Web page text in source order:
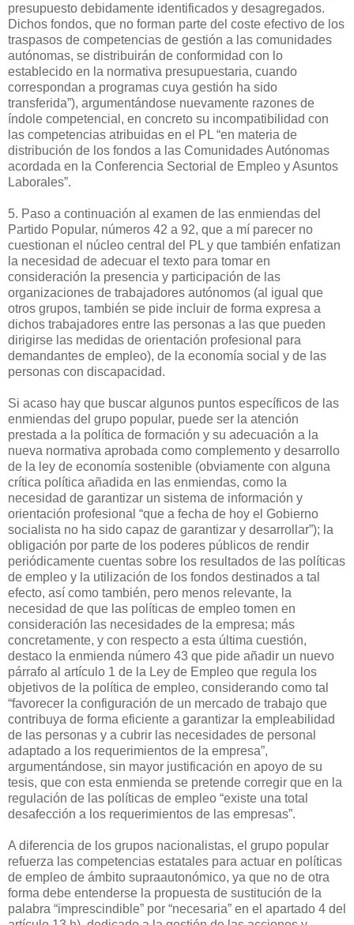
presupuesto debidamente identificados y desagregados.
Dichos fondos, que no forman parte del coste efectivo de los
traspasos de competencias de gestión a las comunidades
autónomas, se distribuirán de conformidad con lo
establecido en la normativa presupuestaria, cuando
correspondan a programas cuya gestión ha sido
transferida”), argumentándose nuevamente razones de
índole competencial, en concreto su incompatibilidad con
las competencias atribuidas en el PL “en materia de
distribución de los fondos a las Comunidades Autónomas
acordada en la Conferencia Sectorial de Empleo y Asuntos
Laborales”.
5. Paso a continuación al examen de las enmiendas del
Partido Popular, números 42 a 92, que a mí parecer no
cuestionan el núcleo central del PL y que también enfatizan
la necesidad de adecuar el texto para tomar en
consideración la presencia y participación de las
organizaciones de trabajadores autónomos (al igual que
otros grupos, también se pide incluir de forma expresa a
dichos trabajadores entre las personas a las que pueden
dirigirse las medidas de orientación profesional para
demandantes de empleo), de la economía social y de las
personas con discapacidad.
Si acaso hay que buscar algunos puntos específicos de las
enmiendas del grupo popular, puede ser la atención
prestada a la política de formación y su adecuación a la
nueva normativa aprobada como complemento y desarrollo
de la ley de economía sostenible (obviamente con alguna
crítica política añadida en las enmiendas, como la
necesidad de garantizar un sistema de información y
orientación profesional “que a fecha de hoy el Gobierno
socialista no ha sido capaz de garantizar y desarrollar”); la
obligación por parte de los poderes públicos de rendir
periódicamente cuentas sobre los resultados de las políticas
de empleo y la utilización de los fondos destinados a tal
efecto, así como también, pero menos relevante, la
necesidad de que las políticas de empleo tomen en
consideración las necesidades de la empresa; más
concretamente, y con respecto a esta última cuestión,
destaco la enmienda número 43 que pide añadir un nuevo
párrafo al artículo 1 de la Ley de Empleo que regula los
objetivos de la política de empleo, considerando como tal
“favorecer la configuración de un mercado de trabajo que
contribuya de forma eficiente a garantizar la empleabilidad
de las personas y a cubrir las necesidades de personal
adaptado a los requerimientos de la empresa”,
argumentándose, sin mayor justificación en apoyo de su
tesis, que con esta enmienda se pretende corregir que en la
regulación de las políticas de empleo “existe una total
desafección a los requerimientos de las empresas”.
A diferencia de los grupos nacionalistas, el grupo popular
refuerza las competencias estatales para actuar en políticas
de empleo de ámbito supraautonómico, ya que no de otra
forma debe entenderse la propuesta de sustitución de la
palabra “imprescindible” por “necesaria” en el apartado 4 del